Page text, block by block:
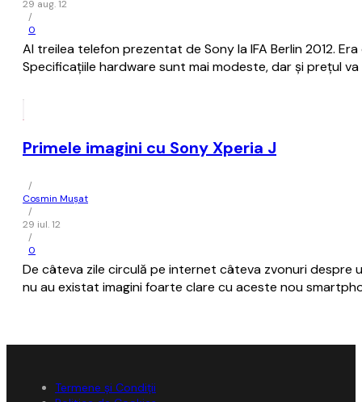
29 aug. 12
/
0
Al treilea telefon prezentat de Sony la IFA Berlin 2012.
Specificațiile hardware sunt mai modeste, dar și prețul
Primele imagini cu Sony Xperia J
/
Cosmin Mușat
/
29 iul. 12
/
0
De câteva zile circulă pe internet câteva zvonuri despre
nu au existat imagini foarte clare cu aceste nou
Termene și Condiții